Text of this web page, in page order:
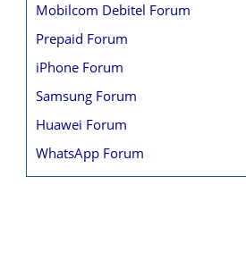
Mobilcom Debitel Forum
Prepaid Forum
iPhone Forum
Samsung Forum
Huawei Forum
WhatsApp Forum